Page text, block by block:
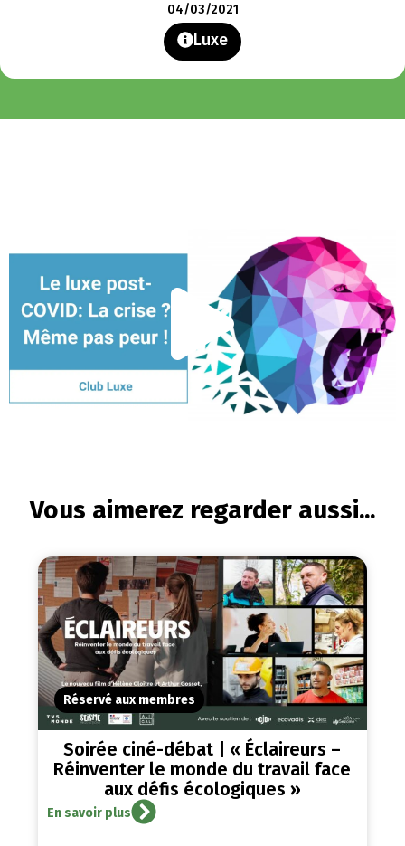
04/03/2021
Luxe
Vous aimerez regarder aussi...
Réservé aux membres
Soirée ciné-débat | « Éclaireurs –
Réinventer le monde du travail face
aux défis écologiques »
En savoir plus